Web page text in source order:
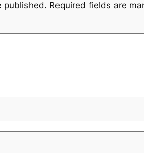
published. Required fields are